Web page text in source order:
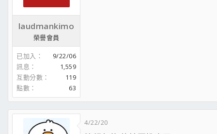
laudmankimo
榮譽會員
已加入
9/22/06
訊息
1,559
互動分數
119
點數
63
4/22/20